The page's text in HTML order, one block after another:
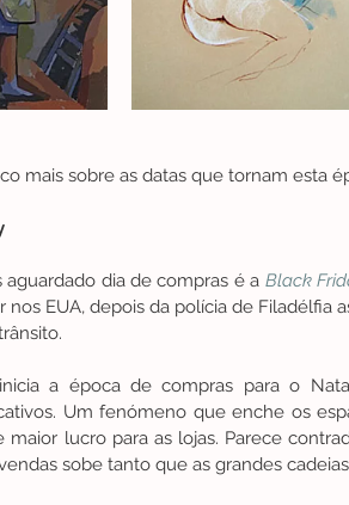
mais sobre as datas que tornam esta
aguardado dia de compras é a Black
EUA, depois da polícia de Filadélfia
a época de compras para o
Um fenómeno que enche os
maior lucro para as lojas. Parece
sobe tanto que as grandes